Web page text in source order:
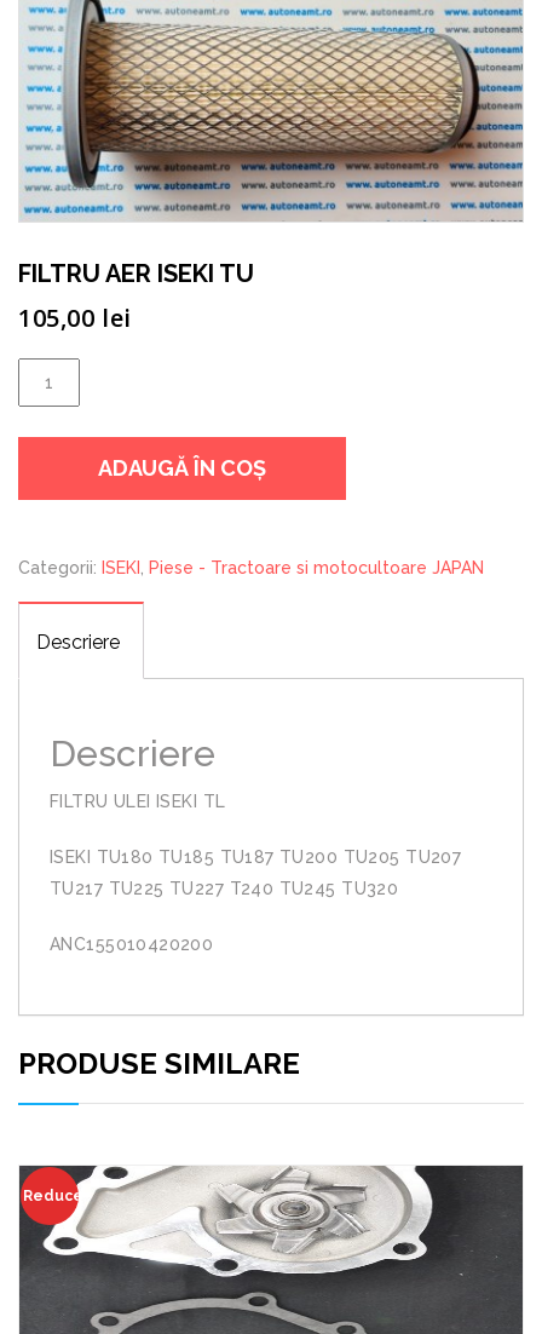
FILTRU AER ISEKI TU
105,00 lei
FILTRU
AER
TU
ADAUGĂ ÎN COȘ
Categorii: ISEKI Piese - Tractoare si motocultoare JAPAN
Descriere
Descriere
FILTRU ULEI ISEKI TL
ISEKI TU180 TU185 TU187 TU200 TU205 TU207
TU217 TU225 TU227 T240 TU245 TU320
ANC155010420200
PRODUSE SIMILARE
Reduceri!